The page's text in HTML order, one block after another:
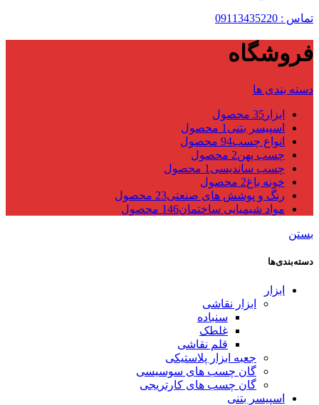
تماس : 09113435220
فروشگاه
دسته بندی ها
ابزار 35 محصول
اسپیسر بتنی 1 محصول
انواع چسب94 محصول
چسب پهن2 محصول
چسب ساندیسی 1 محصول
خونه باغ2 محصول
رنگ و پوشش های صنعتی23 محصول
مواد شیمیایی ساختمان146 محصول
بستن
دسته‌بندی‌ها
ابزار
ابزار نقاشی
سنباده
غلطک
قلم نقاشی
جعبه ابزار پلاستیکی
گان چسب های سوسیسی
گان چسب های کارتریجی
اسپیسر بتنی